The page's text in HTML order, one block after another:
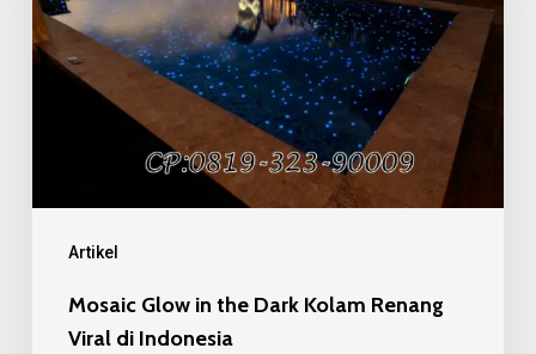
Artikel
Dark
Kolam
Renang
Mosaic Glow in the Dark Kolam Renang
Viral di Indonesia